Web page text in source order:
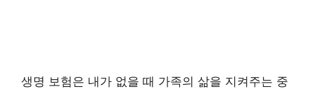
생명 보험은 내가 없을 때 가족의 삶을 지켜주는 중